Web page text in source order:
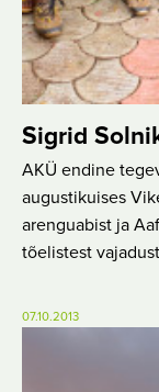
Sigrid
AKÜ endine
augustikuises
arenguabist ja
tõelistest
07.10.2013